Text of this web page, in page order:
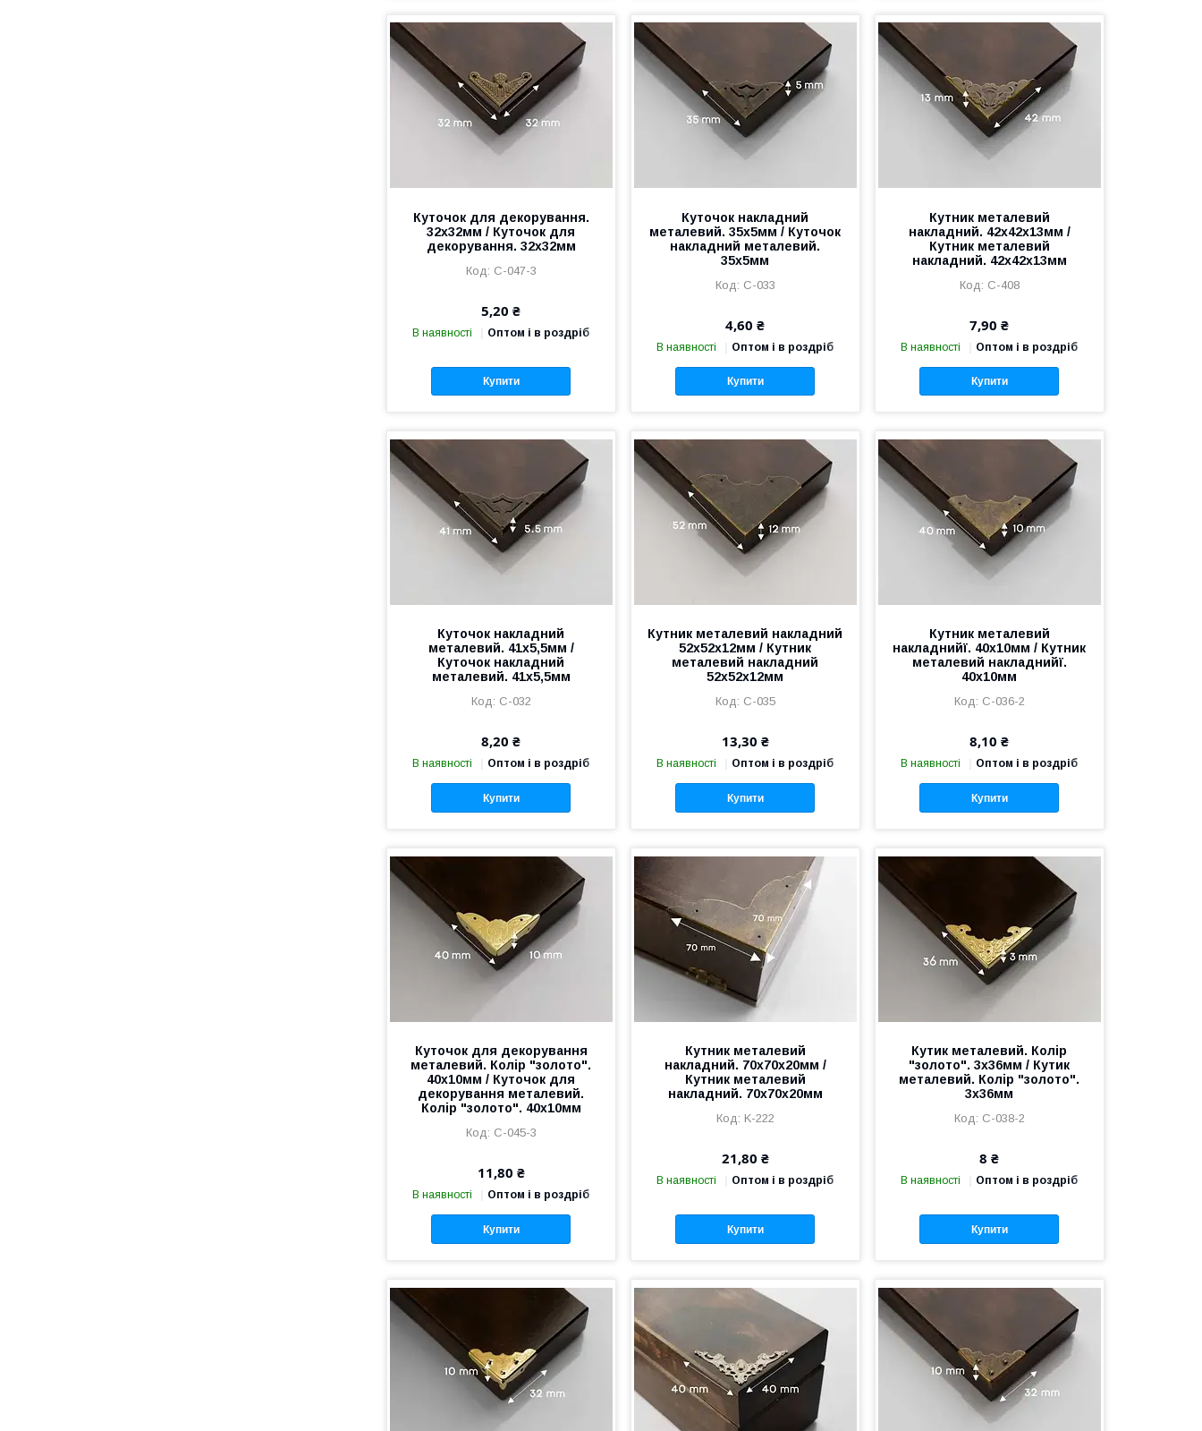
Куточок для декорування.
32х32мм / Куточок для
декорування. 32х32мм
C-047-3
5,20 ₴
В наявності Оптом і в роздріб
Купити
Куточок накладний
металевий. 35х5мм / Куточок
накладний металевий.
35х5мм
C-033
4,60 ₴
В наявності Оптом і в роздріб
Купити
Кутник металевий
накладний. 42х42х13мм /
Кутник металевий
накладний. 42х42х13мм
C-408
7,90 ₴
В наявності Оптом і в роздріб
Купити
Куточок накладний
металевий. 41х5,5мм /
Куточок накладний
металевий. 41х5,5мм
C-032
8,20 ₴
В наявності Оптом і в роздріб
Купити
Кутник металевий накладний
52х52х12мм / Кутник
металевий накладний
52х52х12мм
C-035
13,30 ₴
В наявності Оптом і в роздріб
Купити
Кутник металевий
накладнийї. 40х10мм / Кутник
металевий накладнийї.
40х10мм
C-036-2
8,10 ₴
В наявності Оптом і в роздріб
Купити
Куточок для декорування
металевий. Колір "золото".
40х10мм / Куточок для
декорування металевий.
Колір "золото". 40х10мм
C-045-3
11,80 ₴
В наявності Оптом і в роздріб
Купити
Кутник металевий
накладний. 70х70х20мм /
Кутник металевий
накладний. 70х70х20мм
K-222
21,80 ₴
В наявності Оптом і в роздріб
Купити
Кутик металевий. Колір
"золото". 3х36мм / Кутик
металевий. Колір "золото".
3х36мм
C-038-2
8 ₴
В наявності Оптом і в роздріб
Купити